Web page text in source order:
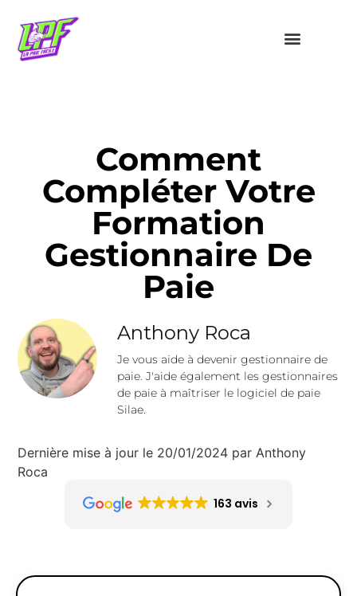
Comment
Compléter Votre
Formation
Gestionnaire De
Paie
Anthony Roca
Je vous aide à devenir gestionnaire de
paie. J'aide également les gestionnaires
de paie à maîtriser le logiciel de paie
Silae.
Dernière mise à jour le 20/01/2024 par Anthony
Roca
163 avis